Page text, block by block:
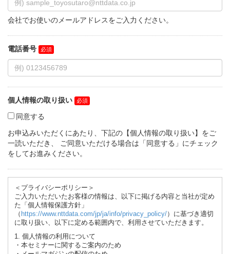
会社でお使いのメールアドレスをご入力ください。
電話番号
個人情報の取り扱い
同意する
お申込みいただくにあたり、下記の【個人情報の取り扱い】をご
一読いただき、 ご同意いただける場合は「同意する」にチェック
をしてお進みください。
＜プライバシーポリシー＞
ご入力いただいたお客様の情報は、以下に掲げる内容と当社が定め
た「個人情報保護方針」
（ https://www.nttdata.com/jp/ja/info/privacy_policy/）に基づき適切
に取り扱い、以下に定める範囲内で、利用させていただきます。
1. 個人情報の利用について
・本セミナーに関するご案内のため